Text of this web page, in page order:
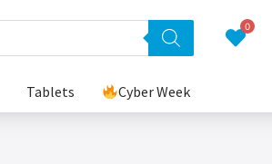
0
Tablets Cyber Week